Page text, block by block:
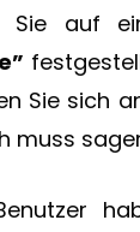
Sie auf
Sie sich
muss